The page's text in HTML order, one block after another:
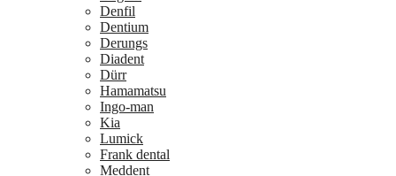
Denfil
Dentium
Derungs
Diadent
Dürr
Hamamatsu
Ingo-man
Kia
Lumick
Frank dental
Meddent